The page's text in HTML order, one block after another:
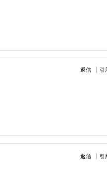
返信 引
返信 引